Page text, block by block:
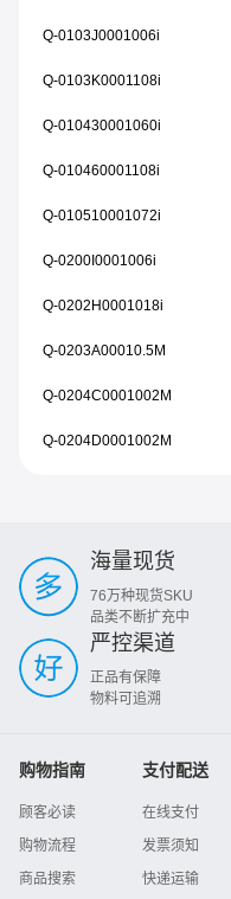
Q-0103J0001006i
Q-0103K0001108i
Q-010430001060i
Q-010460001108i
Q-010510001072i
Q-0200I0001006i
Q-0202H0001018i
Q-0203A00010.5M
Q-0204C0001002M
Q-0204D0001002M
海量现货
76万种现货SKU
品类不断扩充中
严控渠道
正品有保障
物料可追溯
购物指南
顾客必读
购物流程
商品搜索
支付配送
在线支付
发票须知
快递运输